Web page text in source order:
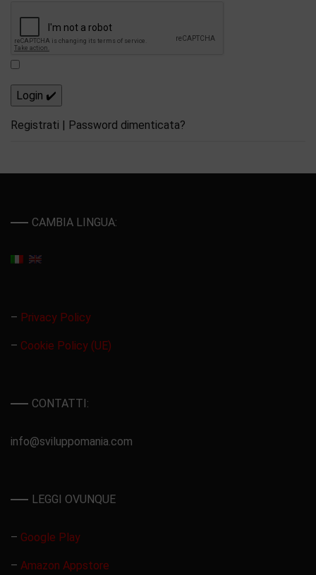
Registrati | Password dimenticata?
CAMBIA LINGUA:
– Privacy Policy
– Cookie Policy (UE)
CONTATTI:
info@sviluppomania.com
LEGGI OVUNQUE
– Google Play
– Amazon Appstore